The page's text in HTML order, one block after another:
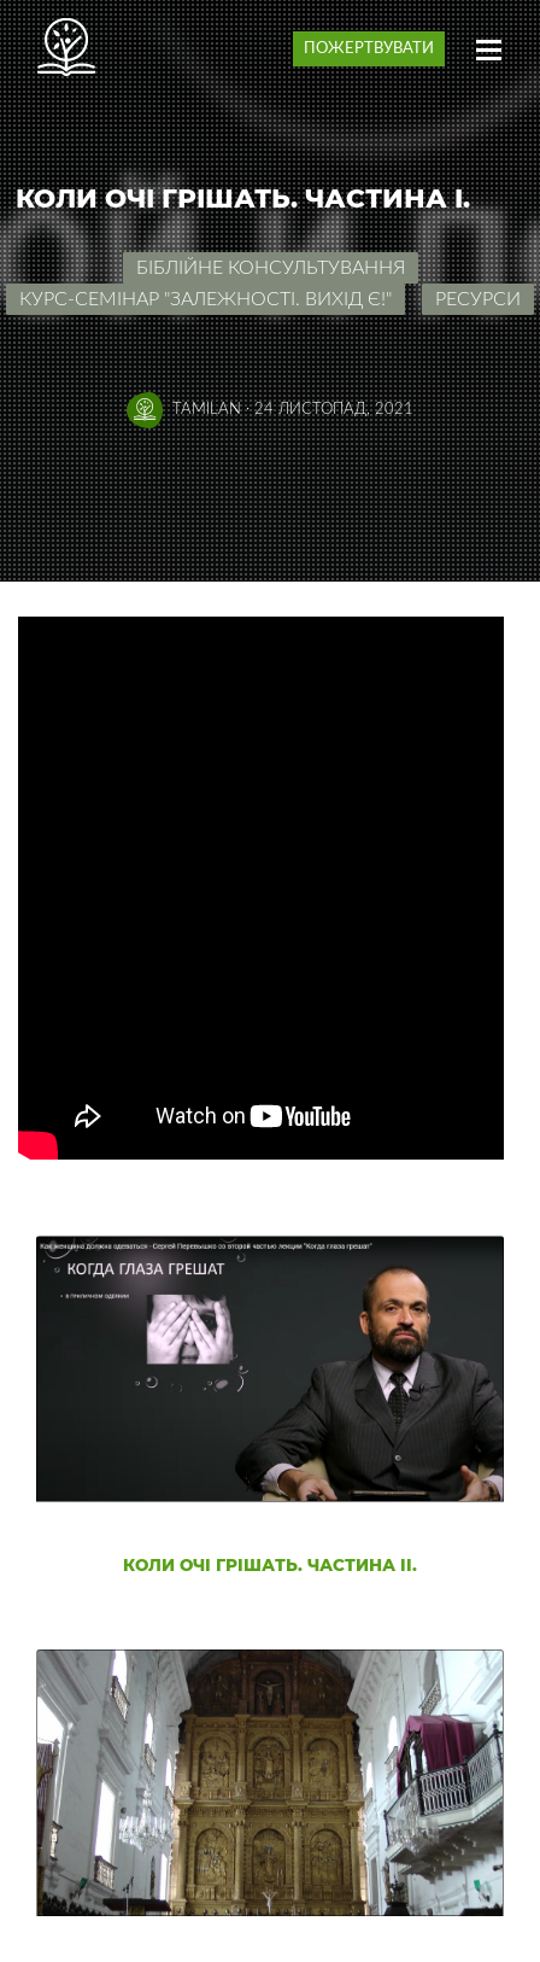
ПОЖЕРТВУВАТИ
КОЛИ ОЧІ ГРІШАТЬ. ЧАСТИНА I.
БІБЛІЙНЕ КОНСУЛЬТУВАННЯ
КУРС-СЕМІНАР "ЗАЛЕЖНОСТІ. ВИХІД Є!"
РЕСУРСИ
TAMILAN·24 ЛИСТОПАД, 2021
КОЛИ ОЧІ ГРІШАТЬ. ЧАСТИНА II.